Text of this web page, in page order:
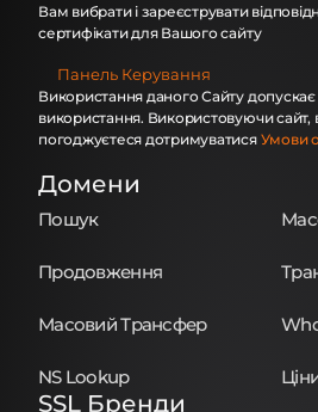
Вам вибрати і зареєструвати
сертифікати для Вашого сайту
Панель Керування
Використання даного Сайту
використання. Використовуючи сайт,
погоджуєтеся дотримуватися Умови
Домени
Пошук
Продовження
Масовий Трансфер
NS Lookup
SSL Бренди